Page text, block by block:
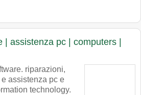
assistenza pc | computers |
riparazioni,
assistenza pc e
technology.